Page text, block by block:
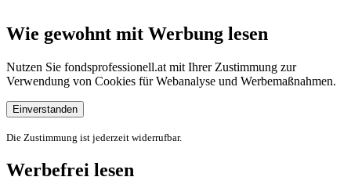
Wie gewohnt mit Werbung lesen
Nutzen Sie fondsprofessionell.at mit Ihrer Zustimmung zur
Verwendung von Cookies für Webanalyse und Werbemaßnahmen.
Einverstanden
Die Zustimmung ist jederzeit widerrufbar.
Werbefrei lesen